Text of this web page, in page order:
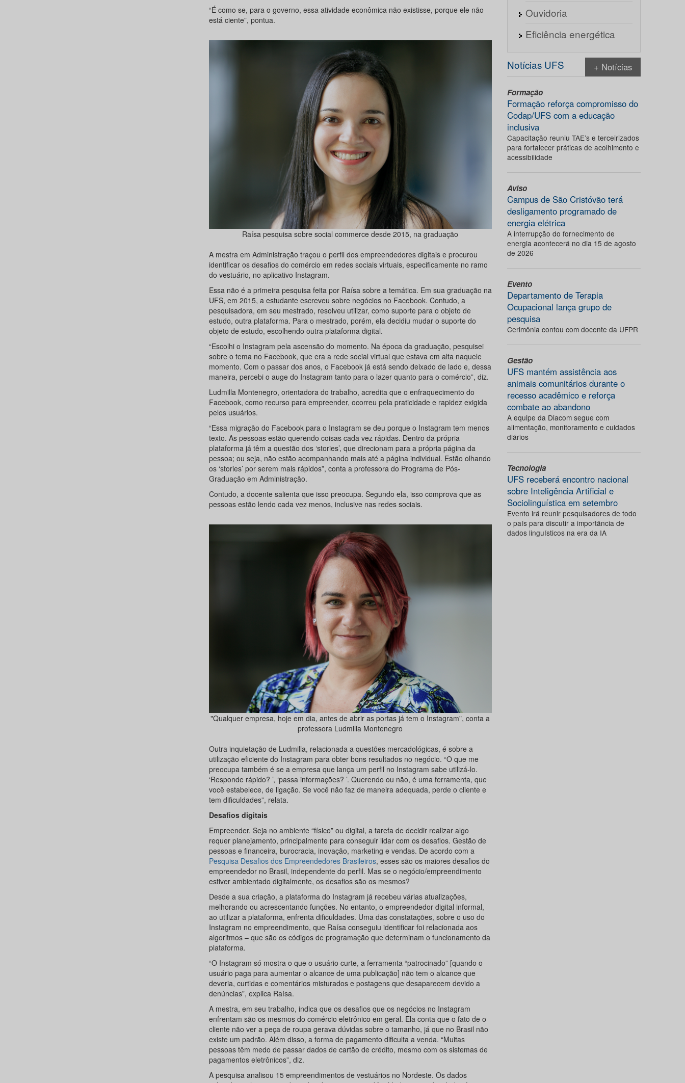
“É como se, para o governo, essa atividade econômica não existisse, porque ele não
está ciente”, pontua.
Raísa pesquisa sobre social commerce desde 2015, na graduação
A mestra em Administração traçou o perfil dos empreendedores digitais e procurou
identificar os desafios do comércio em redes sociais virtuais, especificamente no ramo
do vestuário, no aplicativo Instagram.
Essa não é a primeira pesquisa feita por Raísa sobre a temática. Em sua graduação na
UFS, em 2015, a estudante escreveu sobre negócios no Facebook. Contudo, a
pesquisadora, em seu mestrado, resolveu utilizar, como suporte para o objeto de
estudo, outra plataforma. Para o mestrado, porém, ela decidiu mudar o suporte do
objeto de estudo, escolhendo outra plataforma digital.
“Escolhi o Instagram pela ascensão do momento. Na época da graduação, pesquisei
sobre o tema no Facebook, que era a rede social virtual que estava em alta naquele
momento. Com o passar dos anos, o Facebook já está sendo deixado de lado e, dessa
maneira, percebi o auge do Instagram tanto para o lazer quanto para o comércio”, diz.
Ludmilla Montenegro, orientadora do trabalho, acredita que o enfraquecimento do
Facebook, como recurso para empreender, ocorreu pela praticidade e rapidez exigida
pelos usuários.
“Essa migração do Facebook para o Instagram se deu porque o Instagram tem menos
texto. As pessoas estão querendo coisas cada vez rápidas. Dentro da própria
plataforma já têm a questão dos ‘stories’, que direcionam para a própria página da
pessoa; ou seja, não estão acompanhando mais até a página individual. Estão olhando
os ‘stories’ por serem mais rápidos”, conta a professora do Programa de Pós-
Graduação em Administração.
Contudo, a docente salienta que isso preocupa. Segundo ela, isso comprova que as
pessoas estão lendo cada vez menos, inclusive nas redes sociais.
"Qualquer empresa, hoje em dia, antes de abrir as portas já tem o Instagram", conta a
professora Ludmilla Montenegro
Outra inquietação de Ludmilla, relacionada a questões mercadológicas, é sobre a
utilização eficiente do Instagram para obter bons resultados no negócio. “O que me
preocupa também é se a empresa que lança um perfil no Instagram sabe utilizá-lo.
‘Responde rápido? ’, ‘passa informações? ’. Querendo ou não, é uma ferramenta, que
você estabelece, de ligação. Se você não faz de maneira adequada, perde o cliente e
tem dificuldades”, relata.
Desafios digitais
Empreender. Seja no ambiente “físico” ou digital, a tarefa de decidir realizar algo
requer planejamento, principalmente para conseguir lidar com os desafios. Gestão de
pessoas e financeira, burocracia, inovação, marketing e vendas. De acordo com a
Pesquisa Desafios dos Empreendedores Brasileiros, esses são os maiores desafios do
empreendedor no Brasil, independente do perfil. Mas se o negócio/empreendimento
estiver ambientado digitalmente, os desafios são os mesmos?
Desde a sua criação, a plataforma do Instagram já recebeu várias atualizações,
melhorando ou acrescentando funções. No entanto, o empreendedor digital informal,
ao utilizar a plataforma, enfrenta dificuldades. Uma das constatações, sobre o uso do
Instagram no empreendimento, que Raísa conseguiu identificar foi relacionada aos
algoritmos – que são os códigos de programação que determinam o funcionamento da
plataforma.
“O Instagram só mostra o que o usuário curte, a ferramenta “patrocinado” [quando o
usuário paga para aumentar o alcance de uma publicação] não tem o alcance que
deveria, curtidas e comentários misturados e postagens que desaparecem devido a
denúncias”, explica Raísa.
A mestra, em seu trabalho, indica que os desafios que os negócios no Instagram
enfrentam são os mesmos do comércio eletrônico em geral. Ela conta que o fato de o
cliente não ver a peça de roupa gerava dúvidas sobre o tamanho, já que no Brasil não
existe um padrão. Além disso, a forma de pagamento dificulta a venda. “Muitas
pessoas têm medo de passar dados de cartão de crédito, mesmo com os sistemas de
pagamentos eletrônicos”, diz.
A pesquisa analisou 15 empreendimentos de vestuários no Nordeste. Os dados
Ouvidoria
Eficiência energética
Notícias UFS + Notícias
Formação
Formação reforça compromisso do
Codap/UFS com a educação
inclusiva
Capacitação reuniu TAE’s e terceirizados
para fortalecer práticas de acolhimento e
acessibilidade
Aviso
Campus de São Cristóvão terá
desligamento programado de
energia elétrica
A interrupção do fornecimento de
energia acontecerá no dia 15 de agosto
de 2026
Evento
Departamento de Terapia
Ocupacional lança grupo de
pesquisa
Cerimônia contou com docente da UFPR
Gestão
UFS mantém assistência aos
animais comunitários durante o
recesso acadêmico e reforça
combate ao abandono
A equipe da Diacom segue com
alimentação, monitoramento e cuidados
diários
Tecnologia
UFS receberá encontro nacional
sobre Inteligência Artificial e
Sociolinguística em setembro
Evento irá reunir pesquisadores de todo
o país para discutir a importância de
dados linguísticos na era da IA